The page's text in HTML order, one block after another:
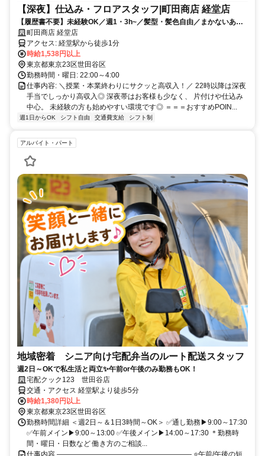
【深夜】仕込み・フロアスタッフ|町田商店 経堂店
【履歴書不要】未経験OK／週1・3h~／髪型・髪色自由／まかないあり
／WワークOK／学生・主婦(夫)活躍中／NO VISA SUPPORT
町田商店 経堂店
アクセス: 経堂駅から徒歩1分
時給1,538円以上
東京都東京23区世田谷区
勤務時間・曜日: 22:00～4:00
仕事内容: ＼授業・本業終わりにサクッと高収入！／ 22時以降は深夜
手当でしっかり高収入◎ 深夜帯はお客様も少なく、 片付けや仕込み
中心。 未経験の方も始めやすい環境です◎ ＝＝＝おすすめPOIN...
週1日からOK シフト自由 交通費支給 シフト制
アルバイト・パート
地域密着 シニア向け宅配弁当のルート配送スタッフ
週2日～OKで私生活と両立✨午前or午後のみ勤務もOK！
宅配クック123 世田谷店
交通・アクセス 経堂駅より徒歩5分
時給1,380円以上
東京都東京23区世田谷区
勤務時間詳細 ＜週2日～＆1日3時間～OK＞ ✅通し勤務▶9:00～17:30
✅午前メイン▶9:00～13:00 ✅午後メイン▶14:00～17:30 ＊勤務時
間・曜日・日数など 働き方のご相談...
仕事内容 ――――――――――――――――――― ⭐午前/午後の短